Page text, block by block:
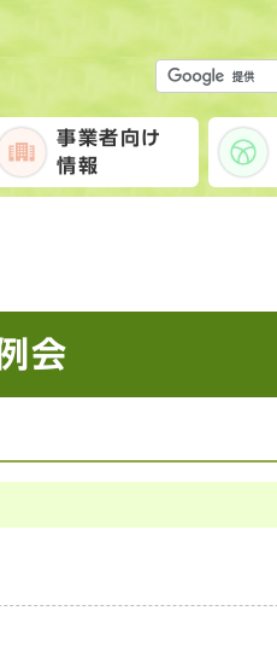
事業者向け
情報
会